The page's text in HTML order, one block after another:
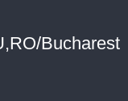
Bucharest